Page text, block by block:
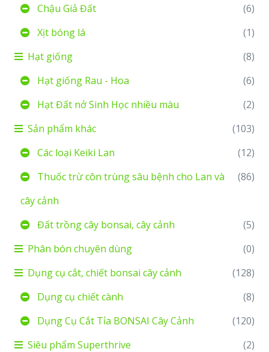
Chậu Giả Đất
(6)
Xịt bóng lá
(1)
Hạt giống
(8)
Hạt giống Rau - Hoa
(6)
Hạt Đất nở Sinh Học nhiều màu
(2)
Sản phẩm khác
(103)
Các loại Keiki Lan
(12)
Thuốc trừ côn trùng sâu bệnh cho Lan và
cây cảnh
(86)
Đất trồng cây bonsai, cây cảnh
(5)
Phân bón chuyên dùng
(0)
Dụng cụ cắt, chiết bonsai cây cảnh
(128)
Dụng cụ chiết cành
(8)
Dụng Cụ Cắt Tỉa BONSAI Cây Cảnh
(120)
Siêu phẩm Superthrive
(2)